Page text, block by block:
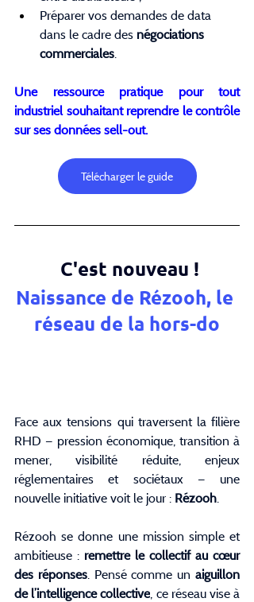
Préparer vos demandes de data
dans le cadre des négociations
commerciales
Une ressource pratique pour tout
industriel souhaitant reprendre le contrôle
sur ses données sell-out.
Télécharger le guide
C'est nouveau !
Naissance de Rézooh, le
réseau de la hors-do
Face aux tensions qui traversent la filière
RHD — pression économique, transition à
mener, visibilité réduite, enjeux
réglementaires et sociétaux — une
nouvelle initiative voit le jour : Rézooh
Rézooh se donne une mission simple et
ambitieuse : remettre le collectif au cœur
des réponses. Pensé comme un aiguillon
de l’intelligence collective , ce réseau vise à